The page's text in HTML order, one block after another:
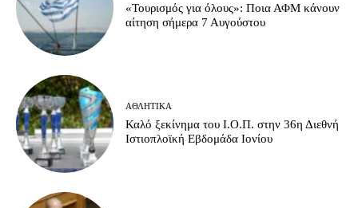
«Τουρισμός για όλους»: Ποια ΑΦΜ κάνουν
αίτηση σήμερα 7 Αυγούστου
ΑΘΛΗΤΙΚΆ
Καλό ξεκίνημα του Ι.Ο.Π. στην 36η Διεθνή
Ιστιοπλοϊκή Εβδομάδα Ιονίου